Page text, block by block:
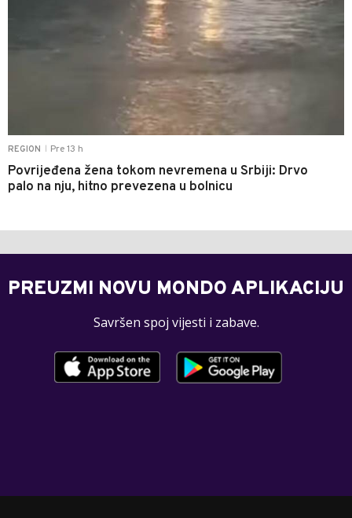
REGION Pre 13 h
Povrijeđena žena tokom nevremena u Srbiji: Drvo
palo na nju, hitno prevezena u bolnicu
PREUZMI NOVU MONDO APLIKACIJU
Savršen spoj vijesti i zabave.